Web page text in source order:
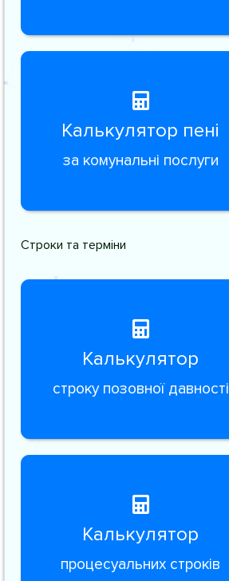
Калькулятор пені
за комунальні послуги
Строки та терміни
Калькулятор
строку позовної давності
Калькулятор
процесуальних строків